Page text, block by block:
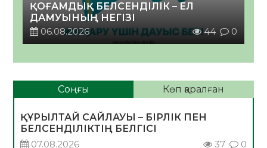
ҚОҒАМДЫҚ БЕЛСЕНДІЛІК – ЕЛ
ДАМУЫНЫҢ НЕГІЗІ
06.08.2026
44 0
Соңғы Көп қаралған
ҚҰРЫЛТАЙ САЙЛАУЫ – БІРЛІК ПЕН
БЕЛСЕНДІЛІКТІҢ БЕЛГІСІ
07.08.2026
37 0